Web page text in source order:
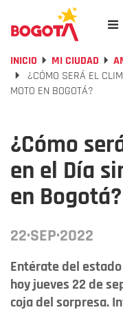
INICIO MI CIUDAD
¿CÓMO SERÁ EL
MOTO EN BOGOTÁ?
¿Cómo
en el Día
en Bogotá?
22·SEP·2022
Entérate del
hoy jueves 22 de
coja del sorpresa.